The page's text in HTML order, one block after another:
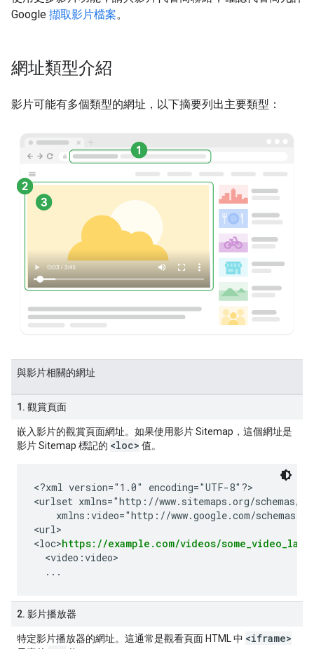
Google 擷取影片檔案。
網址類型介紹
影片可能有多個類型的網址，以下摘要列出主要類型：
與影片相關的網址
1. 觀賞頁面
嵌入影片的觀賞頁面網址。如果使用影片 Sitemap，這個網址是
影片 Sitemap 標記的 <loc> 值。
<?xml version="1.0" encoding="UTF-8"?>
<urlset xmlns="http://www.sitemaps.org/schemas/
xmlns:video="http://www.google.com/schemas/
<url>
<loc>https://example.com/videos/
  <video:video>
2. 影片播放器
特定影片播放器的網址。這通常是觀看頁面 HTML 中 <iframe>